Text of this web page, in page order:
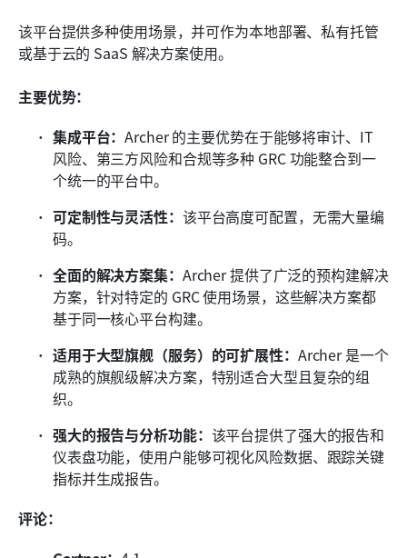
该平台提供多种使用场景，并可作为本地部署、私有托管
或基于云的 SaaS 解决方案使用。
主要优势：
集成平台：Archer 的主要优势在于能够将审计、IT
风险、第三方风险和合规等多种 GRC 功能整合到一
个统一的平台中。
可定制性与灵活性： 该平台高度可配置，无需大量编
码。
全面的解决方案集： Archer 提供了广泛的预构建解决
方案，针对特定的 GRC 使用场景，这些解决方案都
基于同一核心平台构建。
适用于大型旗舰（服务）的可扩展性： Archer 是一个
成熟的旗舰级解决方案，特别适合大型且复杂的组
织。
强大的报告与分析功能： 该平台提供了强大的报告和
仪表盘功能，使用户能够可视化风险数据、跟踪关键
指标并生成报告。
评论：